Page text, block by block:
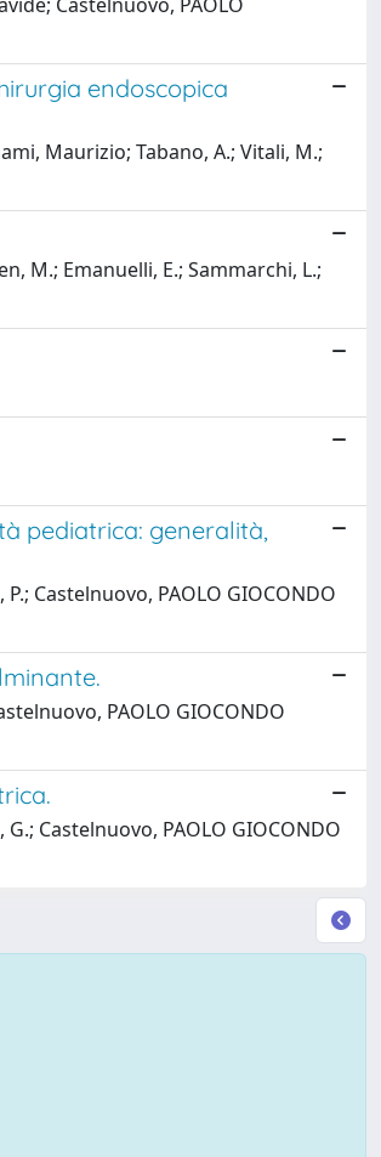
endoscopica
Maurizio; Tabano, A.; Vitali, M.;
M.; Emanuelli, E.; Sammarchi, L.;
pediatrica: generalità,
Castelnuovo, PAOLO GIOCONDO
PAOLO GIOCONDO
Castelnuovo, PAOLO GIOCONDO